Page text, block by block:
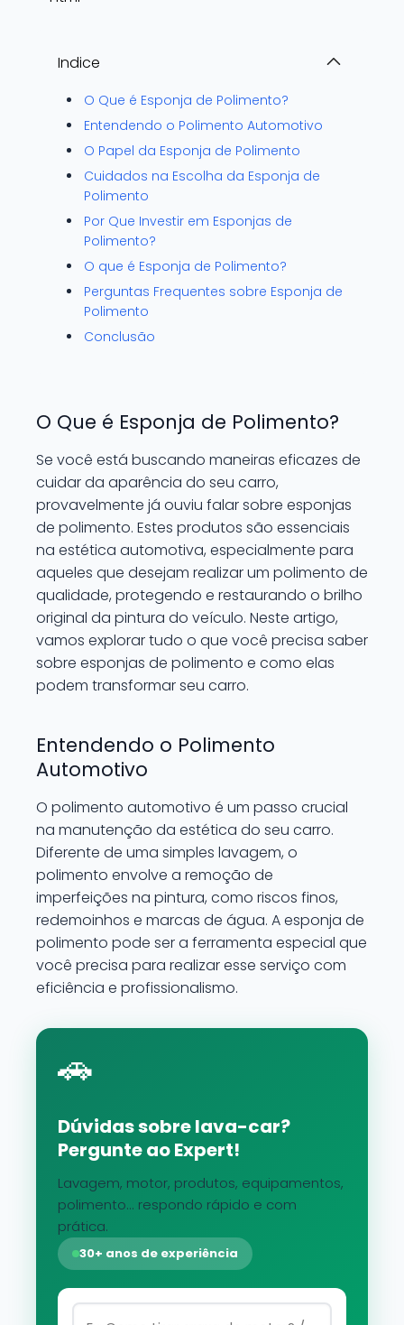
Indice
O Que é Esponja de Polimento?
Entendendo o Polimento Automotivo
O Papel da Esponja de Polimento
Cuidados na Escolha da Esponja de
Polimento
Por Que Investir em Esponjas de
Polimento?
O que é Esponja de Polimento?
Perguntas Frequentes sobre Esponja de
Polimento
Conclusão
O Que é Esponja de Polimento?
Se você está buscando maneiras eficazes de
cuidar da aparência do seu carro,
provavelmente já ouviu falar sobre esponjas
de polimento. Estes produtos são essenciais
na estética automotiva, especialmente para
aqueles que desejam realizar um polimento de
qualidade, protegendo e restaurando o brilho
original da pintura do veículo. Neste artigo,
vamos explorar tudo o que você precisa saber
sobre esponjas de polimento e como elas
podem transformar seu carro.
Entendendo o Polimento
Automotivo
O polimento automotivo é um passo crucial
na manutenção da estética do seu carro.
Diferente de uma simples lavagem, o
polimento envolve a remoção de
imperfeições na pintura, como riscos finos,
redemoinhos e marcas de água. A esponja de
polimento pode ser a ferramenta especial que
você precisa para realizar esse serviço com
eficiência e profissionalismo.
🚗
Dúvidas sobre lava-car?
Pergunte ao Expert!
Lavagem, motor, produtos, equipamentos,
polimento... respondo rápido e com
prática.
30+ anos de experiência